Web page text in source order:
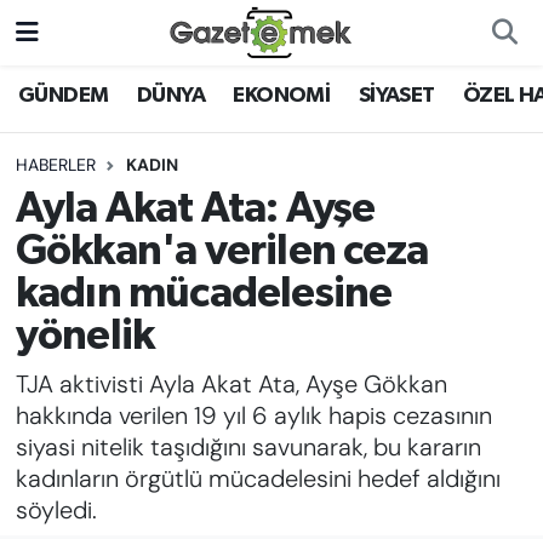
GÜNDEM DÜNYA EKONOMİ SİYASET ÖZEL
HABERLER KADIN
Ayla Akat Ata: Ayşe
Gökkan'a verilen ceza
kadın mücadelesine
yönelik
TJA aktivisti Ayla Akat Ata, Ayşe Gökkan
hakkında verilen 19 yıl 6 aylık hapis cezasının
siyasi nitelik taşıdığını savunarak, bu kararın
kadınların örgütlü mücadelesini hedef aldığını
söyledi.
DÜNYA
EKONOMİ
EMEK HABERLERİ
YENİ MEDYADA EMEK
GAZETECİLİĞİNİ GELİŞTİRMEK
FAYDALI BİLGİLER
GÜNDEM
EĞİTİM
Nöbetçi Eczaneler
Hava Durumu
İstanbul Namaz Vakitleri
Trafik Durumu
Süper Lig Puan Durumu ve Fikstür
Tüm Manşetler
Son Dakika Haberleri
Haber Arşivi